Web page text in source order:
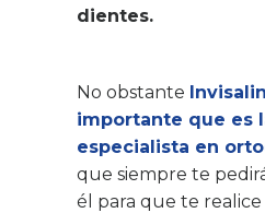
dientes.
No obstante
importante que es
especialista en
que siempre te
él para que te realice